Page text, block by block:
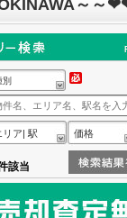
～～
別
リア| 駅 価格
該当